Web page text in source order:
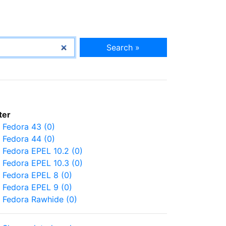
Search »
Fedora 43 (0)
Fedora 44 (0)
Fedora EPEL 10.2 (0)
Fedora EPEL 10.3 (0)
Fedora EPEL 8 (0)
Fedora EPEL 9 (0)
Fedora Rawhide (0)